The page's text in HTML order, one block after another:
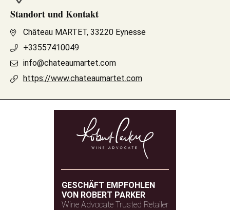
Standort und Kontakt
Château MARTET, 33220 Eynesse
+33557410049
info@chateaumartet.com
https://www.chateaumartet.com
GESCHÄFT EMPFOHLEN
VON ROBERT PARKER
Wine Advocate Trusted Retailer